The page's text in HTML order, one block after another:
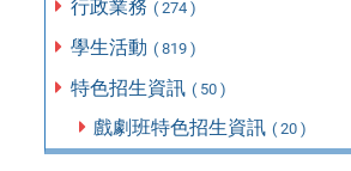
行政業務 ( 274 )
學生活動 ( 819 )
特色招生資訊 ( 50 )
戲劇班特色招生資訊 ( 20 )